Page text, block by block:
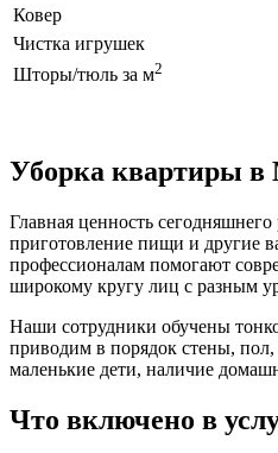
Ковер
Чистка игрушек
Шторы/тюль за м2
Уборка квартиры в
Главная ценность
приготовление пищи и другие
профессионалам помогают
широкому кругу лиц с разным
Наши сотрудники обучены
приводим в порядок стены,
маленькие дети, наличие
Что включено в